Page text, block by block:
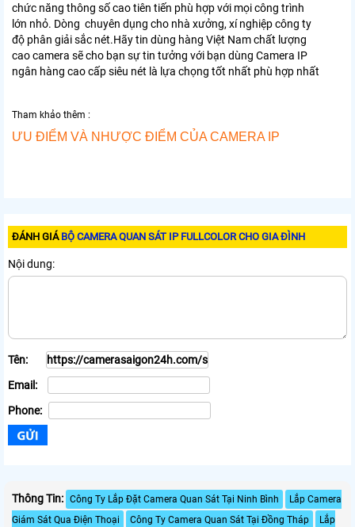
chức năng thông số cao tiên tiến phù hợp với mọi công trình
lớn nhỏ. Dòng chuyên dụng cho nhà xưởng, xí nghiệp công ty
độ phân giải sắc nét.Hãy tin dùng hàng Việt Nam chất lượng
cao camera sẽ cho bạn sự tin tưởng với bạn dùng Camera IP
ngân hàng cao cấp siêu nét là lựa chọng tốt nhất phù hợp nhất
Tham khảo thêm :
ƯU ĐIỂM VÀ NHƯỢC ĐIỂM CỦA CAMERA IP
ĐÁNH GIÁ BỘ CAMERA QUAN SÁT IP FULLCOLOR CHO GIA ĐÌNH
Nội dung:
Tên:
Email:
Phone:
Thông Tin: Công Ty Lắp Đặt Camera Quan Sát Tại Ninh Bình
Lắp Camera
Giám Sát Qua Điện Thoại
Công Ty Camera Quan Sát Tại Đồng Tháp
Lắp